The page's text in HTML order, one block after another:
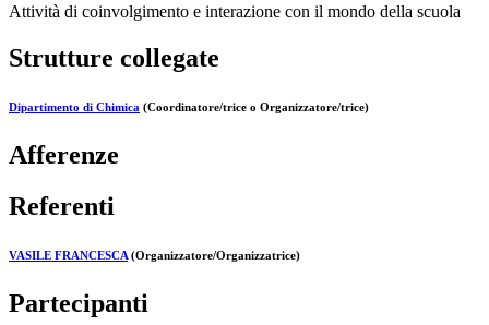
Attività di coinvolgimento e interazione con il mondo della scuola
Strutture collegate
Dipartimento di Chimica (Coordinatore/trice o Organizzatore/trice)
Afferenze
Referenti
VASILE FRANCESCA (Organizzatore/Organizzatrice)
Partecipanti